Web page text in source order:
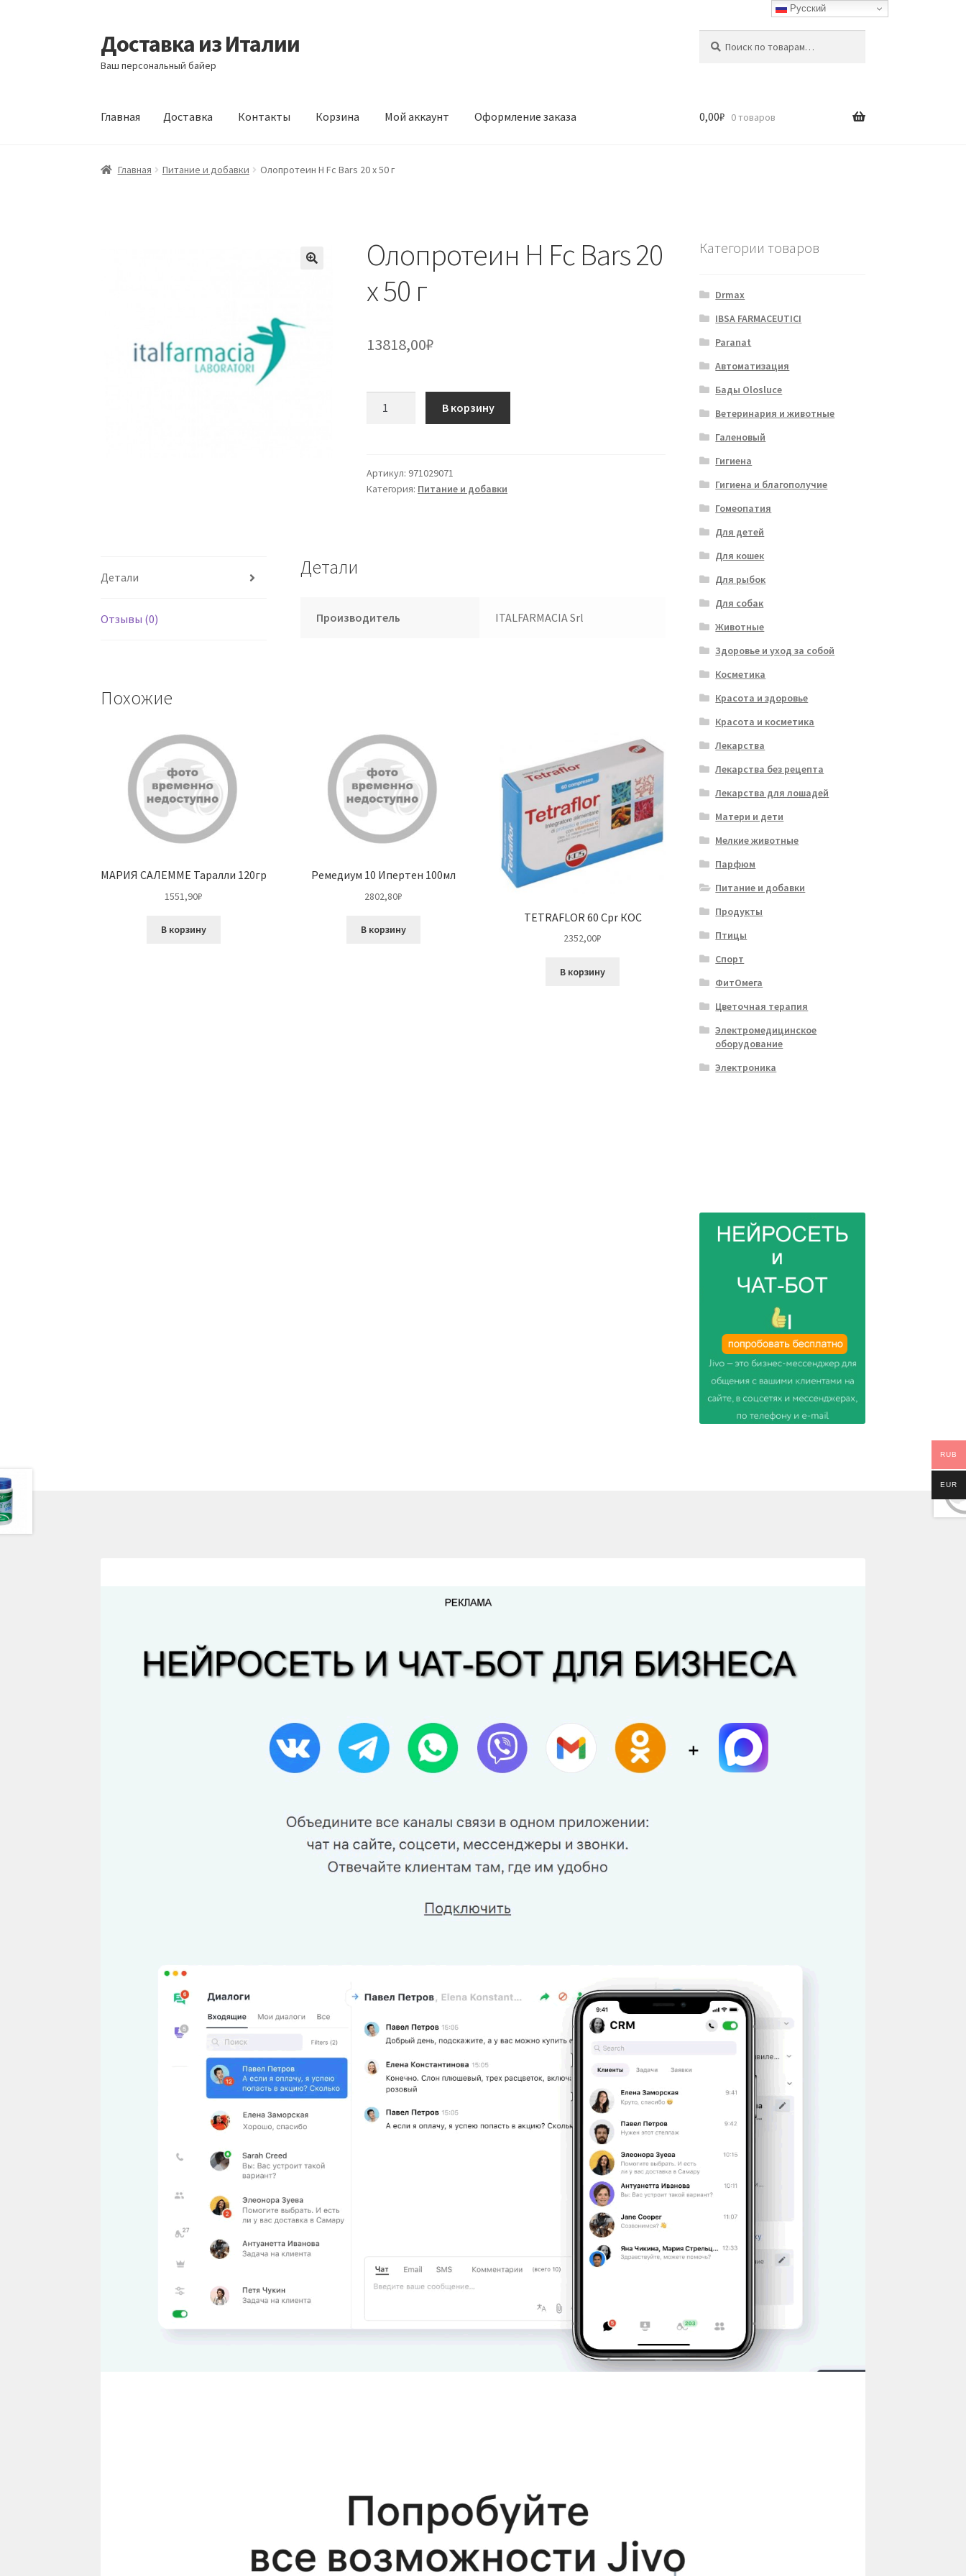
Перейти
к
навигации
Перейти
к
содержимому
Доставка из Италии
Ваш персональный байер
Главная Доставка Контакты Корзина Мой аккаунт Оформление заказа
Главная Доставка Контакты Корзина Мой аккаунт Оформление заказа
0,00₽ 0 товаров
Главная Питание и добавки Олопротеин H Fc Bars 20 x 50 г
Олопротеин H Fc Bars 20
x 50 г
13818,00₽
Fc
Bars
В корзину
Артикул: 971029071
Категория: Питание и добавки
Детали
Отзывы (0)
Детали
Производитель ITALFARMACIA Srl
Похожие
МАРИЯ САЛЕММЕ Таралли 120гр
1551,90₽
В корзину
Ремедиум 10 Ипертен 100мл
2802,80₽
В корзину
TETRAFLOR 60 Cpr КОС
2352,00₽
В корзину
Категории товаров
Drmax
IBSA FARMACEUTICI
Paranat
Автоматизация
Бады Olosluce
Ветеринария и животные
Галеновый
Гигиена
Гигиена и благополучие
Гомеопатия
Для детей
Для кошек
Для рыбок
Для собак
Животные
Здоровье и уход за собой
Косметика
Красота и здоровье
Красота и косметика
Лекарства
Лекарства без рецепта
Лекарства для лошадей
Матери и дети
Мелкие животные
Парфюм
Питание и добавки
Продукты
Птицы
Спорт
ФитОмега
Цветочная терапия
Электромедицинское
оборудование
Электроника
Русский
RUB
EUR